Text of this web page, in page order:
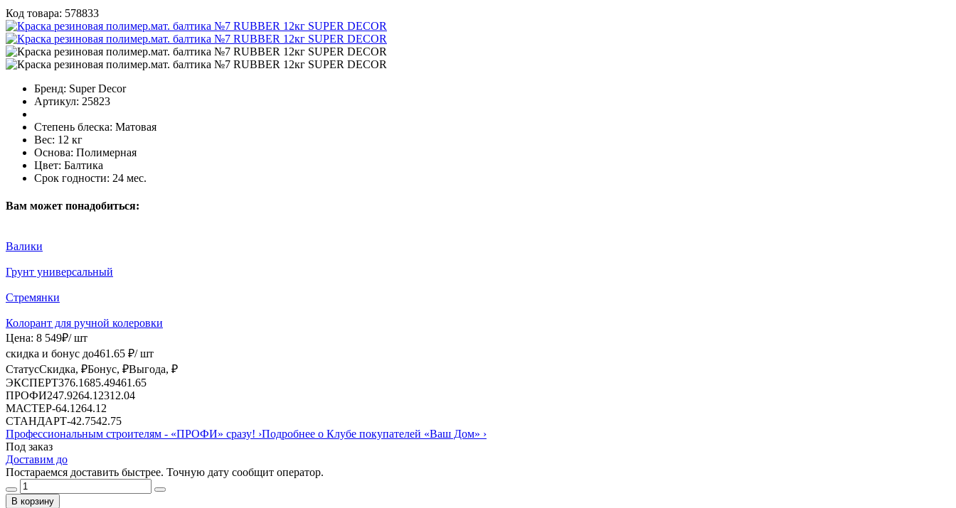
Код товара: 578833
Бренд: Super Decor
Артикул: 25823
Степень блеска: Матовая
Вес: 12 кг
Основа: Полимерная
Цвет: Балтика
Срок годности: 24 мес.
Вам может понадобиться:
Валики
Грунт универсальный
Стремянки
Колорант для ручной колеровки
Цена: 8 549₽/ шт
скидка и бонус до461.65 ₽/ шт
СтатусСкидка, ₽Бонус, ₽Выгода, ₽
ЭКСПЕРТ376.1685.49461.65
ПРОФИ247.9264.12312.04
МАСТЕР-64.1264.12
СТАНДАРТ-42.7542.75
Профессиональным строителям - «ПРОФИ» сразу! ›Подробнее о Клубе покупателей «Ваш Дом» ›
Под заказ
Доставим до
Постараемся доставить быстрее. Точную дату сообщит оператор.
В корзину